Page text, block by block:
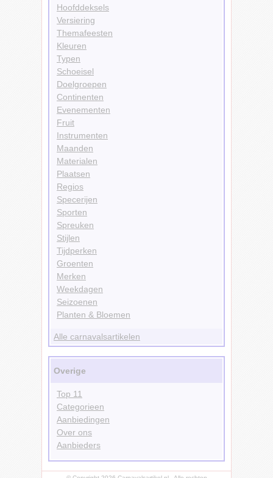
Hoofddeksels
Versiering
Themafeesten
Kleuren
Typen
Schoeisel
Doelgroepen
Continenten
Evenementen
Fruit
Instrumenten
Maanden
Materialen
Plaatsen
Regios
Specerijen
Sporten
Spreuken
Stijlen
Tijdperken
Groenten
Merken
Weekdagen
Seizoenen
Planten & Bloemen
Alle carnavalsartikelen
Overige
Top 11
Categorieen
Aanbiedingen
Over ons
Aanbieders